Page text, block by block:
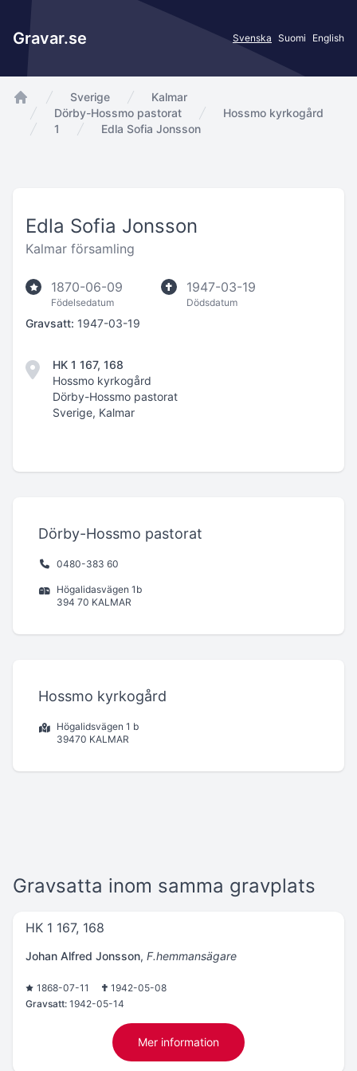
Gravar.se Svenska Suomi English
app.Start
Sverige
Kalmar
Dörby-Hossmo pastorat
Hossmo kyrkogård
1
Edla Sofia Jonsson
Edla Sofia Jonsson
Kalmar församling
1870-06-09
Födelsedatum
1947-03-19
Dödsdatum
Gravsatt: 1947-03-19
HK 1 167, 168
Hossmo kyrkogård
Dörby-Hossmo pastorat
Sverige, Kalmar
Dörby-Hossmo pastorat
0480-383 60
Högalidasvägen 1b
394 70 KALMAR
Hossmo kyrkogård
Högalidsvägen 1 b
39470 KALMAR
Gravsatta inom samma gravplats
HK 1 167, 168
Johan Alfred Jonsson, F.hemmansägare
1868-07-11
1942-05-08
Gravsatt: 1942-05-14
Mer information